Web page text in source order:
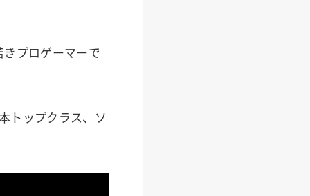
プロゲーマーで
トップクラス、ソ